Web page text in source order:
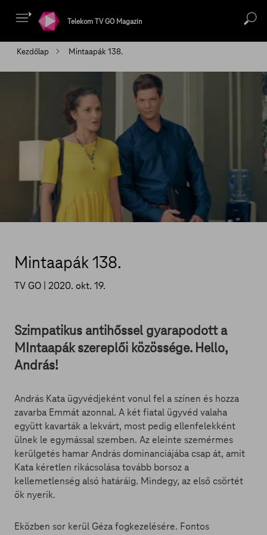
Telekom TV GO Magazin
Kezdőlap Mintaapák 138.
Mintaapák 138.
TV GO | 2020. okt. 19.
Szimpatikus antihőssel gyarapodott a
MIntaapák szereplői közössége. Hello,
András!
András Kata ügyvédjeként vonul fel a színen és hozza
zavarba Emmát azonnal. A két fiatal ügyvéd valaha
együtt kavarták a lekvárt, most pedig ellenfelekként
ülnek le egymással szemben. Az eleinte szemérmes
kerülgetés hamar András dominanciájába csap át, amit
Kata kéretlen rikácsolása tovább borsoz a
kellemetlenség alsó határáig. Mindegy, az első csörtét
ők nyerik.
Eközben sor kerül Géza fogkezelésére. Fontos